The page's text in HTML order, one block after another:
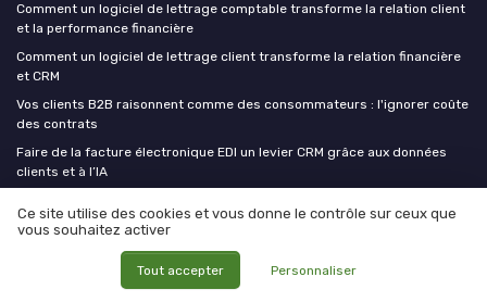
Comment un logiciel de lettrage comptable transforme la relation client
et la performance financière
Comment un logiciel de lettrage client transforme la relation financière
et CRM
Vos clients B2B raisonnent comme des consommateurs : l'ignorer coûte
des contrats
Faire de la facture électronique EDI un levier CRM grâce aux données
clients et à l’IA
CXO at WORK !
Ce site utilise des cookies et vous donne le contrôle sur ceux que
vous souhaitez activer
Tout accepter Personnaliser